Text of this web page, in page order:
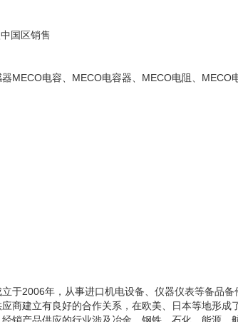
国区销售
MECO电容、MECO电容器、MECO电阻、MECO
立于2006年，从事进口机电设备、仪器仪表等备品
商建立有良好的合作关系，在欧美、日本等地形